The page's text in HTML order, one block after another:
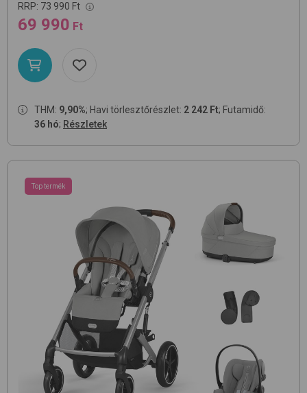
RRP: 73 990 Ft
69 990 Ft
THM: 9,90%; Havi törlesztőrészlet: 2 242 Ft; Futamidő:
36 hó; Részletek
Top termék